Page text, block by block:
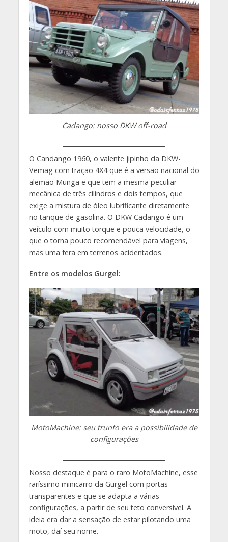
Cadango: nosso DKW off-road
O Candango 1960, o valente jipinho da DKW-
Vemag com tração 4X4 que é a versão nacional do
alemão Munga e que tem a mesma peculiar
mecânica de três cilindros e dois tempos, que
exige a mistura de óleo lubrificante diretamente
no tanque de gasolina. O DKW Cadango é um
veículo com muito torque e pouca velocidade, o
que o torna pouco recomendável para viagens,
mas uma fera em terrenos acidentados.
Entre os modelos Gurgel:
MotoMachine: seu trunfo era a possibilidade de
configurações
Nosso destaque é para o raro MotoMachine, esse
raríssimo minicarro da Gurgel com portas
transparentes e que se adapta a várias
configurações, a partir de seu teto conversível. A
ideia era dar a sensação de estar pilotando uma
moto, daí seu nome.